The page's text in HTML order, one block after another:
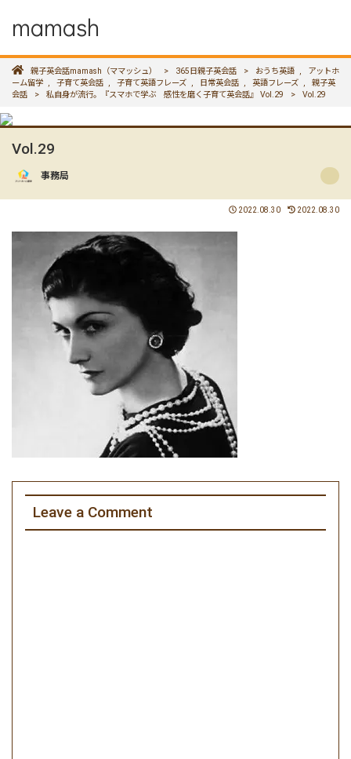
mamash
親子英会話mamash（ママッシュ） > 365日親子英会話 > おうち英語 ,
アットホ
ーム留学 , 子育て英会話 , 子育て英語フレーズ , 日常英会話 , 英語フレーズ ,
親子英
会話
> 私自身が流行。『スマホで学ぶ 感性を磨く子育て英会話』 Vol.29 > Vol.29
Vol.29
事務局
2022.08.30 2022.08.30
Leave a Comment